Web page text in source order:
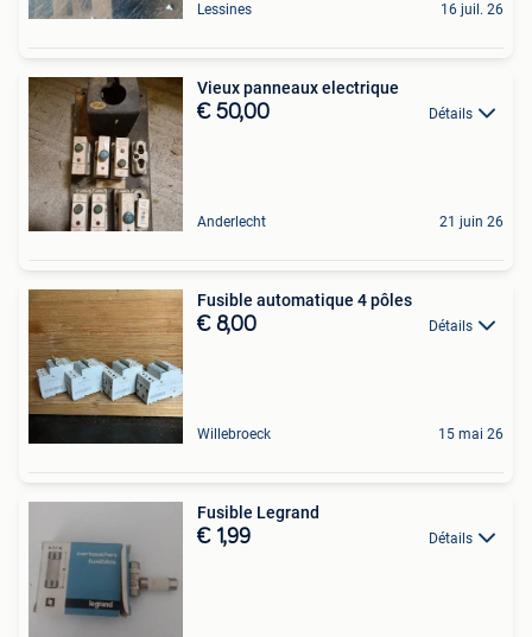
Lessines 16 juil. 26
Vieux panneaux electrique
€ 50,00 Détails
Anderlecht 21 juin 26
Fusible automatique 4 pôles
€ 8,00 Détails
Willebroeck 15 mai 26
Fusible Legrand
€ 1,99 Détails